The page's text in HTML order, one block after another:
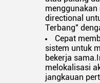
directional
Terbang"
Cepat
sistem untuk
bekerja
melokalisasi
jangkauan